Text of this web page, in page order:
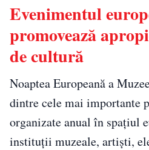
Evenimentul
promovează
de cultură
Noaptea Europeană a
dintre cele mai importante
organizate anual în spațiul
instituții muzeale, artiști,